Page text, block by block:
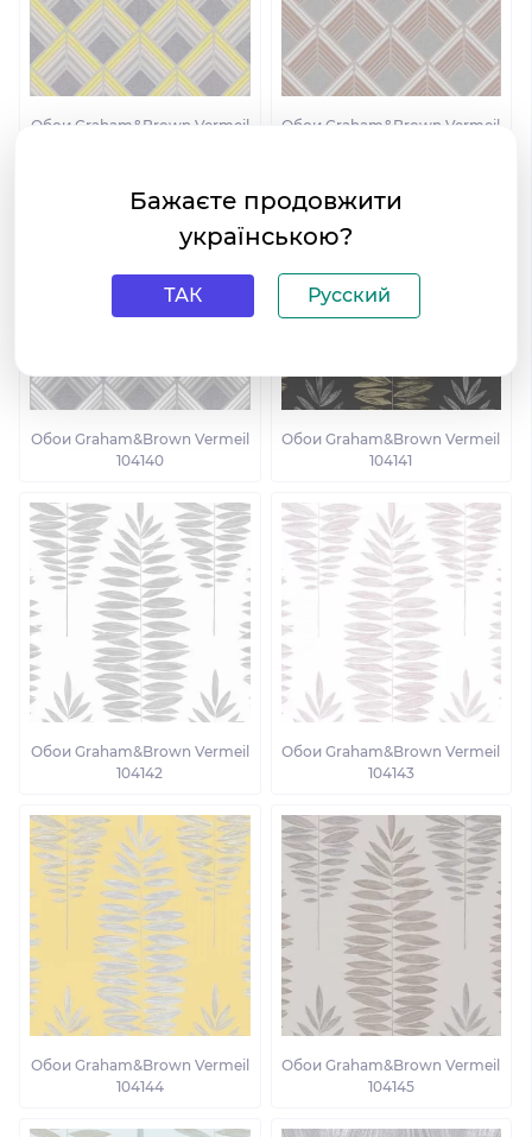
Обои Graham&Brown Vermeil
Обои Graham&Brown Vermeil
Обои Graham&Brown Vermeil
104140
Обои Graham&Brown Vermeil
104141
Обои Graham&Brown Vermeil
104142
Обои Graham&Brown Vermeil
104143
Обои Graham&Brown Vermeil
104144
Обои Graham&Brown Vermeil
104145
Бажаєте продовжити
українською?
ТАК Русский